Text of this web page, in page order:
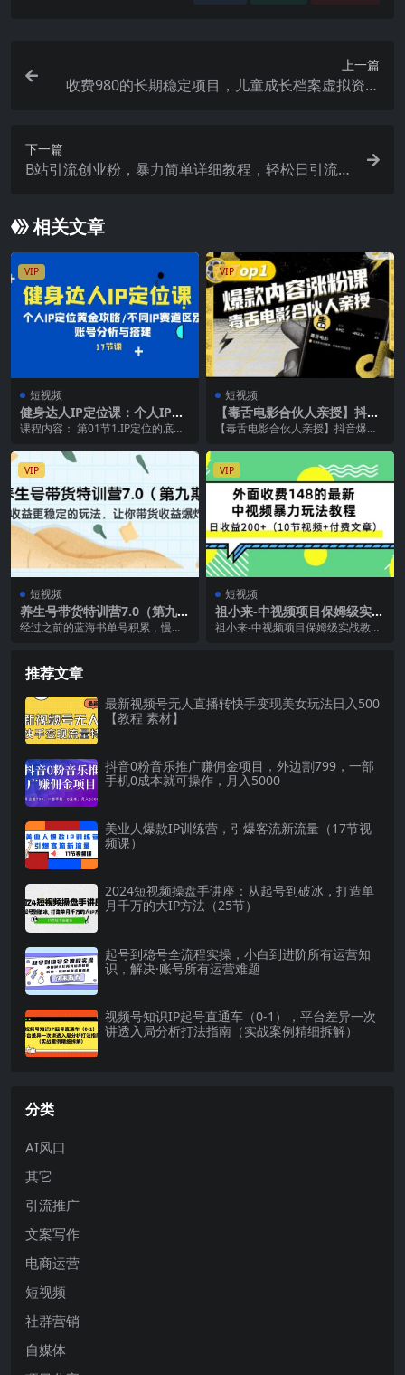
上一篇
收费980的长期稳定项目，儿童成长档案虚拟资源
下一篇
B站引流创业粉，暴力简单详细教程，轻松日引流5
相关文章
VIP
短视频
健身达人IP定位课：个人IP定
位黄金攻略/不同IP赛道区别/
课程内容： 第01节1.IP定位的底层
VIP
短视频
【毒舌电影合伙人亲授】抖音
爆款内容涨粉课，5000万抖音
【毒舌电影合伙人亲授】抖音爆款
披露涨粉机密 5...
VIP
短视频
养生号带货特训营7.0（第九
期）收益更稳定的玩法 让你带
经过之前的蓝海书单号积累，慢慢
VIP
短视频
祖小来-中视频项目保姆级实战
教程，视频讲解，实操演示，
祖小来-中视频项目保姆级实战教
推荐文章
最新视频号无人直播转快手变现美女玩法日入500
【教程 素材】
抖音0粉音乐推广赚佣金项目，外边割799，一部
手机0成本就可操作，月入5000
美业人爆款IP训练营，引爆客流新流量（17节视
频课）
2024短视频操盘手讲座：从起号到破冰，打造单
月千万的大IP方法（25节）
起号到稳号全流程实操，小白到进阶所有运营知
识，解决·账号所有运营难题
视频号知识IP起号直通车（0-1），平台差异一次
讲透入局分析打法指南（实战案例精细拆解）
分类
AI风口
其它
引流推广
文案写作
电商运营
短视频
社群营销
自媒体